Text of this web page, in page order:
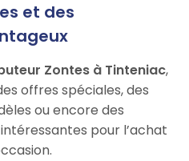
et des
Zontes à Tinteniac,
offres spéciales, des
ou encore des
pour l’achat